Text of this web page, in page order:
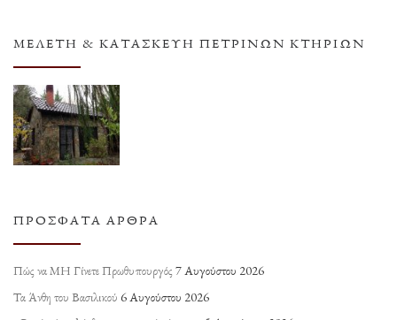
ΜΕΛΈΤΗ & ΚΑΤΑΣΚΕΥΉ ΠΈΤΡΙΝΩΝ ΚΤΗΡΊΩΝ
ΠΡΌΣΦΑΤΑ ΆΡΘΡΑ
Πώς να ΜΗ Γίνετε Πρωθυπουργός 7 Αυγούστου 2026
Τα Άνθη του Βασιλικού 6 Αυγούστου 2026